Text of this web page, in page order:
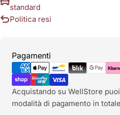
standard
Politica resi
Pagamenti
Metodi
di
pagamento
Acquistando su WellStore
modalità di pagamento in